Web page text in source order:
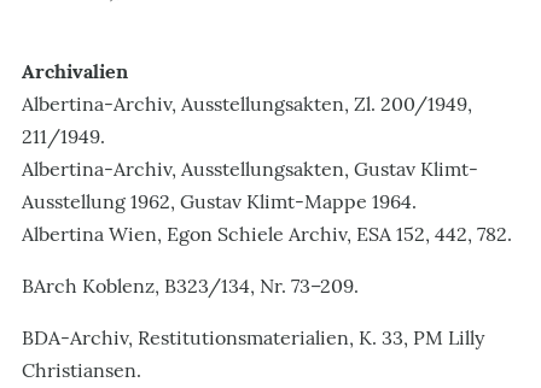
Archivalien
Albertina-Archiv, Ausstellungsakten, Zl. 200/1949,
211/1949.
Albertina-Archiv, Ausstellungsakten, Gustav Klimt-
Ausstellung 1962, Gustav Klimt-Mappe 1964.
Albertina Wien, Egon Schiele Archiv, ESA 152, 442, 782.
BArch Koblenz, B323/134, Nr. 73–209.
BDA-Archiv, Restitutionsmaterialien, K. 33, PM Lilly
Christiansen.